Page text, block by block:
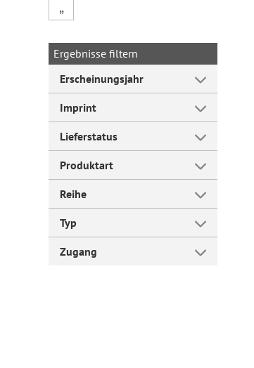
Forum Arbeitslehre
„
Ergebnisse filtern
Erscheinungsjahr
Imprint
Lieferstatus
Produktart
Reihe
Typ
Zugang